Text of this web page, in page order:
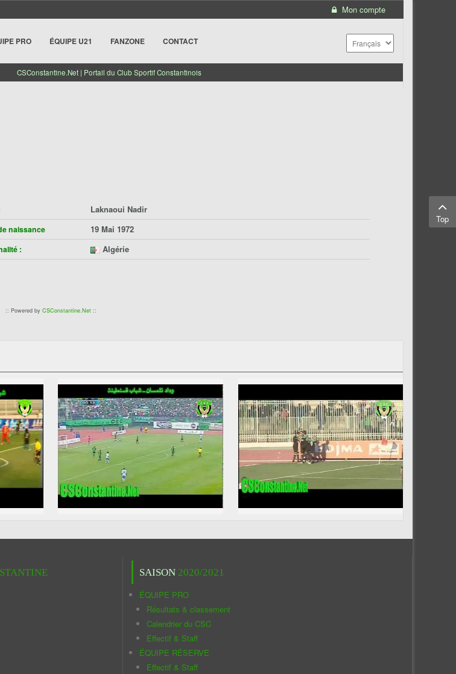
Mon compte
PRO ÉQUIPE U21 FANZONE CONTACT
CSConstantine.Net | Portail du Club Sportif Constantinois
Laknaoui Nadir
naissance 19 Mai 1972
: Algérie
:: Powered by CSConstantine.Net::
SAISON 2020/2021
ÉQUIPE PRO
Résultats & classement
Calendrier du CSC
Effectif & Staff
ÉQUIPE RÉSERVE
Effectif & Staff
Top